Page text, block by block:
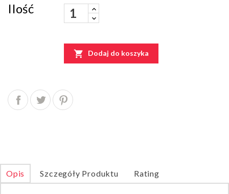
Ilość
 Dodaj do koszyka
Opis Szczegóły Produktu Rating